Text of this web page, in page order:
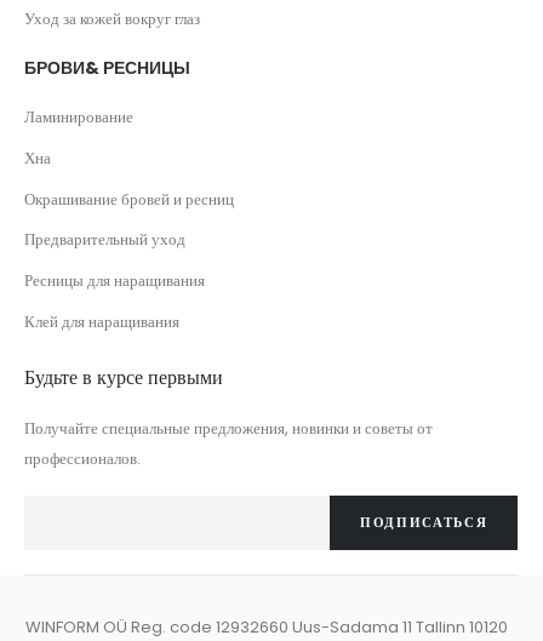
Уход за кожей вокруг глаз
БРОВИ& РЕСНИЦЫ
Ламинирование
Хна
Окрашивание бровей и ресниц
Предварительный уход
Ресницы для наращивания
Клей для наращивания
Будьте в курсе первыми
Получайте специальные предложения, новинки и советы от
профессионалов.
ПОДПИСАТЬСЯ
WINFORM OÜ Reg. code 12932660 Uus-Sadama 11 Tallinn 10120